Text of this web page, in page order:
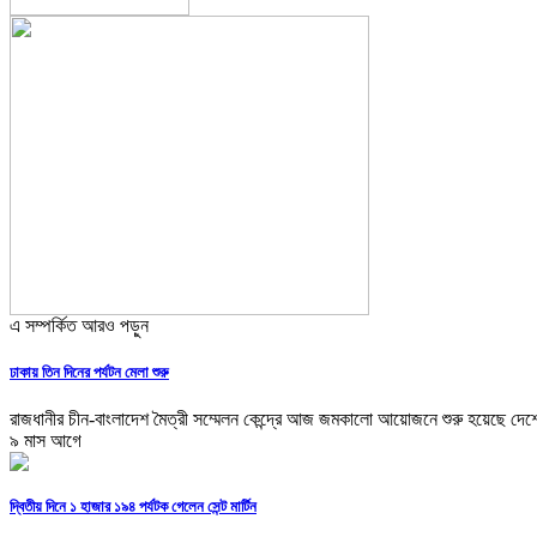
এ সম্পর্কিত আরও পড়ুন
ঢাকায় তিন দিনের পর্যটন মেলা শুরু
রাজধানীর চীন-বাংলাদেশ মৈত্রী সম্মেলন কেন্দ্রে আজ জমকালো আয়োজনে শুরু হয়েছে
৯ মাস আগে
দ্বিতীয় দিনে ১ হাজার ১৯৪ পর্যটক গেলেন সেন্ট মার্টিন